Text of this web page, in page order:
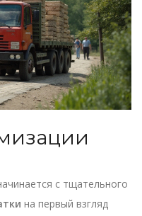
с тщательного
на первый взгляд